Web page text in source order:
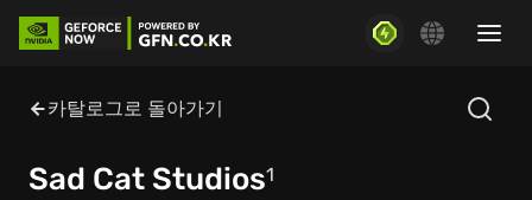
카탈로그로 돌아가기
Sad Cat Studios1